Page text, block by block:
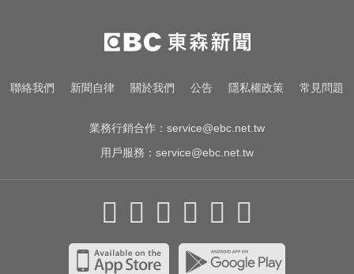
拍板了！賴總統：0-18歲每月5千明
年起發放
戰疫苗！沈伯洋嗆造謠不負責？ 蔣
聯絡我們 新聞自律 關於我們 公告 隱私權政策 常見問題
業務行銷合作： service@ebc.net.tw
用戶服務： service@ebc.net.tw